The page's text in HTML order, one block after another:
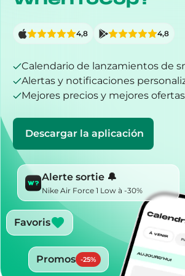
Calendario de lanzamientos de
Alertas y notificaciones
Mejores precios y mejores ofertas
Descargar la aplicación
4,8 4,8
Alerte sortie 🔔
Nike Air Force 1 Low à -30%
Favoris
Promos -25%